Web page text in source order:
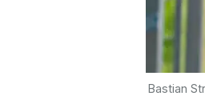
Bastian